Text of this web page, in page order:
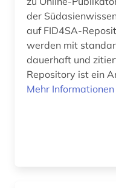
der
auf FID4SA-
werden mit
dauerhaft und
Repository ist ein
Mehr Informationen